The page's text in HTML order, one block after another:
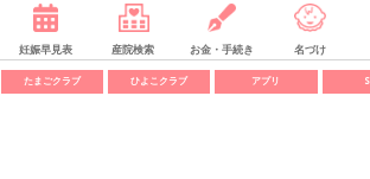
妊娠早見表 産院検索 お金・手続き 名づけ
たまごクラブ ひよこクラブ アプリ